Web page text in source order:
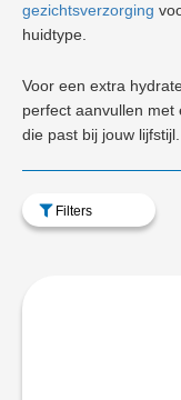
gezichtsverzorging
huidtype.
Voor een extra
perfect aanvullen met
die past bij jouw
Filters